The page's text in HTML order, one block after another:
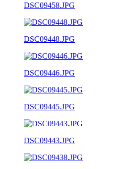
DSC09458.JPG
DSC09448.JPG
DSC09446.JPG
DSC09445.JPG
DSC09443.JPG